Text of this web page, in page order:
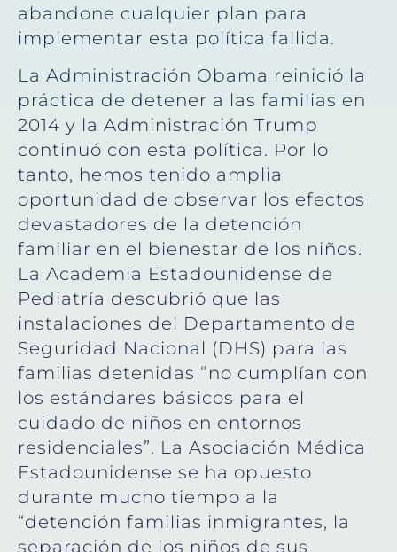
abandone cualquier plan para
implementar esta política fallida.
La Administración Obama reinició la
práctica de detener a las familias en
2014 y la Administración Trump
continuó con esta política. Por lo
tanto, hemos tenido amplia
oportunidad de observar los efectos
devastadores de la detención
familiar en el bienestar de los niños.
La Academia Estadounidense de
Pediatría descubrió que las
instalaciones del Departamento de
Seguridad Nacional (DHS) para las
familias detenidas “no cumplían con
los estándares básicos para el
cuidado de niños en entornos
residenciales”. La Asociación Médica
Estadounidense se ha opuesto
durante mucho tiempo a la
“detención familias inmigrantes, la
separación de los niños de sus